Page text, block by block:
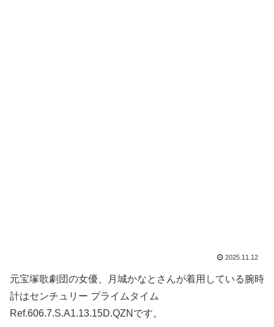
2025.11.12
元宝塚歌劇団の女優、月城かなとさんが着用している腕時
計はセンチュリー プライムタイム
Ref.606.7.S.A1.13.15D.QZNです。